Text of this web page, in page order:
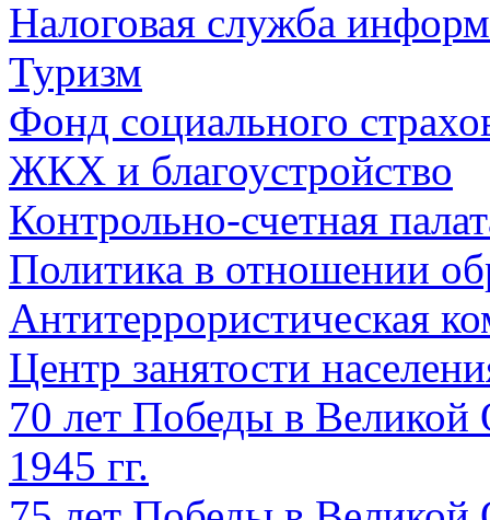
Налоговая служба
Туризм
Фонд социального
ЖКХ и благоустройство
Контрольно-счетная
Политика в отношении
Антитеррористическая
Центр занятости
70 лет Победы в Великой
1945 гг.